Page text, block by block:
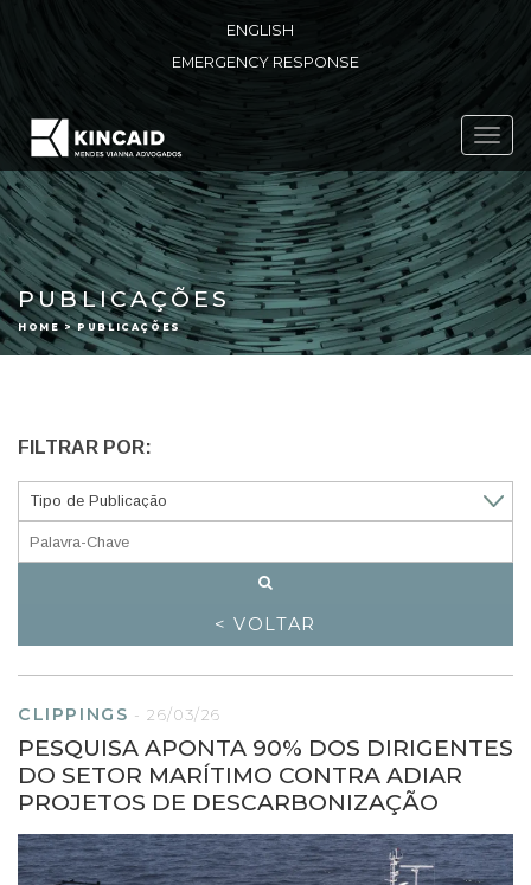
ENGLISH
EMERGENCY RESPONSE
PUBLICAÇÕES
HOME > PUBLICAÇÕES
FILTRAR POR:
< VOLTAR
CLIPPINGS - 26/03/26
PESQUISA APONTA 90% DOS DIRIGENTES
DO SETOR MARÍTIMO CONTRA ADIAR
PROJETOS DE DESCARBONIZAÇÃO